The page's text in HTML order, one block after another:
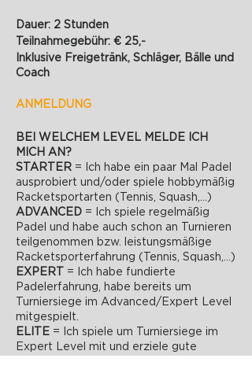
Dauer: 2 Stunden
Teilnahmegebühr: € 25,-
Inklusive Freigetränk, Schläger, Bälle und
Coach
ANMELDUNG
BEI WELCHEM LEVEL MELDE ICH
MICH AN?
STARTER = Ich habe ein paar Mal Padel
ausprobiert und/oder spiele hobbymäßig
Racketsportarten (Tennis, Squash,...)
ADVANCED = Ich spiele regelmäßig
Padel und habe auch schon an Turnieren
teilgenommen bzw. leistungsmäßige
Racketsporterfahrung (Tennis, Squash,...)
EXPERT = Ich habe fundierte
Padelerfahrung, habe bereits um
Turniersiege im Advanced/Expert Level
mitgespielt.
ELITE = Ich spiele um Turniersiege im
Expert Level mit und erziele gute